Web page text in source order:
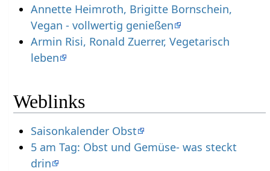
Annette Heimroth, Brigitte Bornschein,
Vegan - vollwertig genießen
Armin Risi, Ronald Zuerrer, Vegetarisch
leben
Weblinks
Saisonkalender Obst
5 am Tag: Obst und Gemüse- was steckt
drin